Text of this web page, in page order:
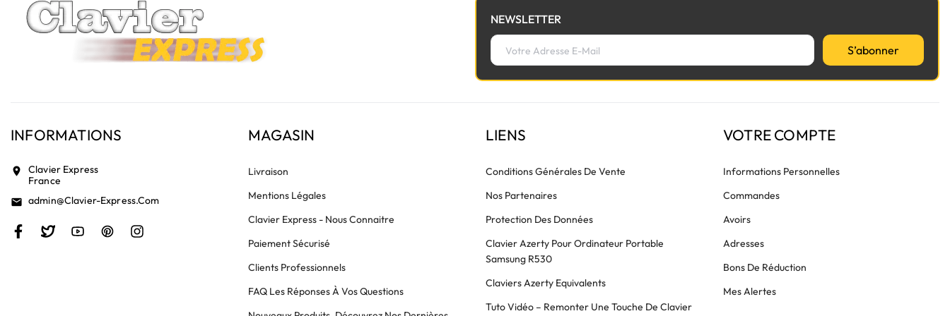
NEWSLETTER
S’abonner
INFORMATIONS
location_on
Clavier Express
France
email Admin@clavier-Express.com
MAGASIN
Livraison
Mentions Légales
Clavier Express - Nous Connaitre
Paiement Sécurisé
Clients Professionnels
FAQ Les Réponses À Vos Questions
LIENS
Conditions Générales De Vente
Nos Partenaires
Protection Des Données
Clavier Azerty Pour Ordinateur Portable
Samsung R530
Claviers Azerty Equivalents
Tuto Vidéo – Remonter Une Touche De Clavier
VOTRE COMPTE
Informations Personnelles
Commandes
Avoirs
Adresses
Bons De Réduction
Mes Alertes